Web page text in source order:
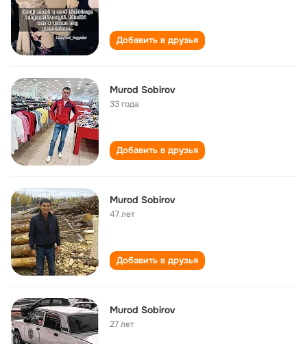
Добавить в друзья
Murod Sobirov
33 года
Добавить в друзья
Murod Sobirov
47 лет
Добавить в друзья
Murod Sobirov
27 лет